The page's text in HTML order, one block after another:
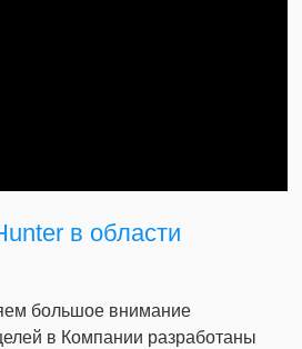
в области
большое внимание
в Компании разработаны